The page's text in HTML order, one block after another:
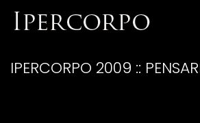
IPERCORPO 2009 ::